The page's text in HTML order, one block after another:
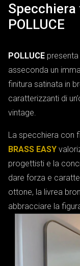
POLLUCE
POLLUCE
asseconda un
finitura satinata in
caratterizzanti di
vintage.
La specchiera con
BRASS EASY
progettisti e la
dare forza e
ottone, la livrea
abbracciare la